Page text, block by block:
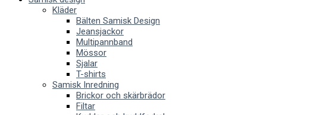
Kläder
Bälten Samisk Design
Jeansjackor
Multipannband
Mössor
Sjalar
T-shirts
Samisk Inredning
Brickor och skärbrädor
Filtar